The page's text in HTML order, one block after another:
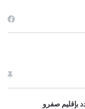
بإقليم صفرو